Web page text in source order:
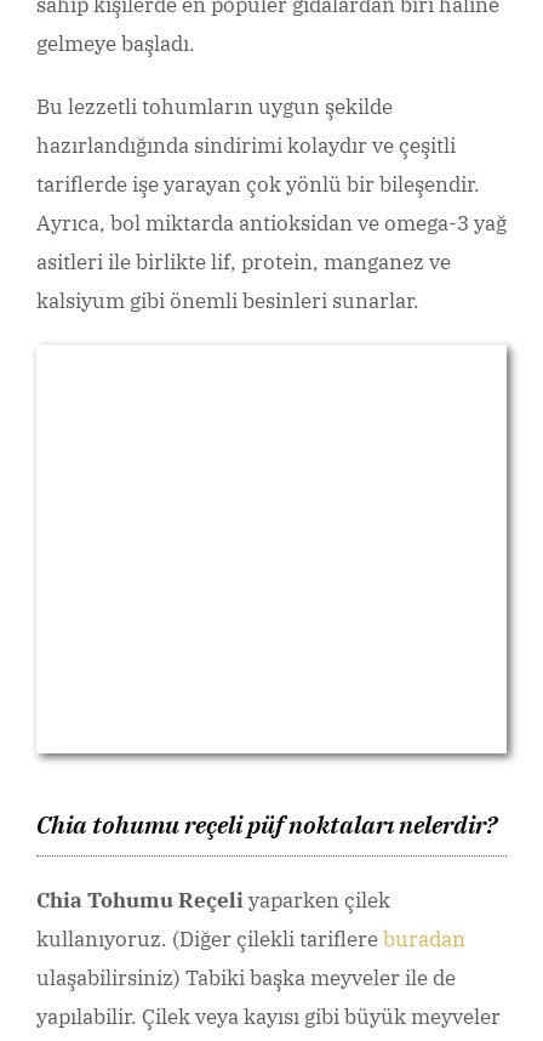
gelmeye başladı.
Bu lezzetli tohumların uygun şekilde
hazırlandığında sindirimi kolaydır ve çeşitli
tariflerde işe yarayan çok yönlü bir bileşendir.
Ayrıca, bol miktarda antioksidan ve omega-3 yağ
asitleri ile birlikte lif, protein, manganez ve
kalsiyum gibi önemli besinleri sunarlar.
Chia tohumu reçeli püf noktaları nelerdir?
Chia Tohumu Reçeliyaparken çilek
kullanıyoruz. (Diğer çilekli tariflereburadan
ulaşabilirsiniz) Tabiki başka meyveler ile de
yapılabilir. Çilek veya kayısı gibi büyük meyveler